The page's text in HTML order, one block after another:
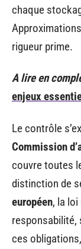
chaque
rigueur prime.
A lire en
enjeux
Le contrôle
Commission
couvre toutes
distinction de
européen, la
responsabilité,
ces